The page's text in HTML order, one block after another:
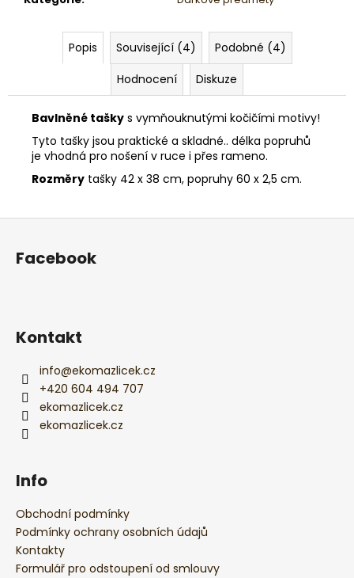
Popis Související (4)
Podobné (4)
Hodnocení
Diskuze
Bavlněné tašky s vymňouknutými kočičími motivy!
Tyto tašky jsou praktické a skladné.. délka popruhů
je vhodná pro nošení v ruce i přes rameno.
Rozměry tašky 42 x 38 cm, popruhy 60 x 2,5 cm.
Z
Facebook
Kontakt
info@ekomazlicek.cz
+420 604 494 707
ekomazlicek.cz
ekomazlicek.cz
Info
Obchodní podmínky
Podmínky ochrany osobních údajů
Kontakty
Formulář pro odstoupení od smlouvy